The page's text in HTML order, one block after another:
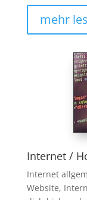
mehr
Internet /
Internet
Website,